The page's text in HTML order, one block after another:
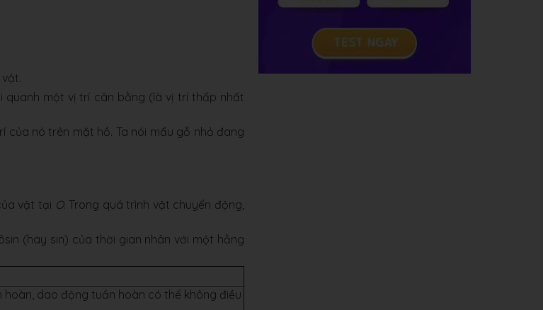
một vị trí cân bằng (là vị trí thấp nhất
của nó trên mặt hồ. Ta nói mẩu gỗ nhỏ đang
vật tại O. Trong quá trình vật chuyển động,
(hay sin) của thời gian nhân với một hằng
dao động tuần hoàn có thể không điều